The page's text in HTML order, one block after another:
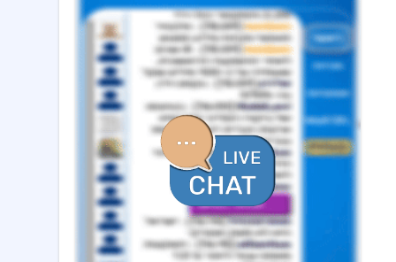
אוסטרליה ישראל,אספן גרופ 16:44 04/08/26
אביסרור 15:38 04/08/26
פתיחת מסחר ביום 5.8.26-אביסרור אפ 1
אביסרור 15:37 04/08/26
פתיחת מסחר ביום 5.8.26-אביסרור, עושה שוק
דה זראסאי גרופ
הושלמה עסקה למכירת נכסי הקונדו, המשך
דה זראסאי גרופ
זימון אסיפת אג"ח ג' ל-9.8.26-אישור תיקון מספר 5 לשטר נאמנות , כתב הצבעה